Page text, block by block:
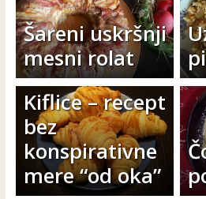
Šareni uskršnji
mesni rolat
Kiflice – recept
bez
konspirativne
mere “od oka”